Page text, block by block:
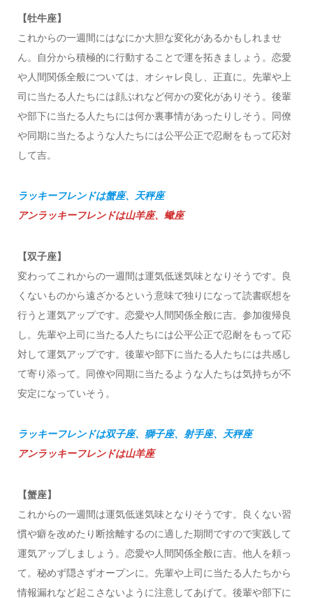
【牡牛座】
これからの一週間にはなにか大胆な変化があるかもしれませ
ん。自分から積極的に行動することで運を拓きましょう。恋愛
や人間関係全般については、オシャレ良し、正直に。先輩や上
司に当たる人たちには顔ぶれなど何かの変化がありそう。後輩
や部下に当たる人たちには何か裏事情があったりしそう。同僚
や同期に当たるような人たちには公平公正で忍耐をもって応対
して吉。
ラッキーフレンドは蟹座、天秤座
アンラッキーフレンドは山羊座、蠍座
【双子座】
変わってこれからの一週間は運気低迷気味となりそうです。良
くないものから遠ざかるという意味で独りになって読書瞑想を
行うと運気アップです。恋愛や人間関係全般に吉。参加復帰良
し。先輩や上司に当たる人たちには公平公正で忍耐をもって応
対して運気アップです。後輩や部下に当たる人たちには共感し
て寄り添って。同僚や同期に当たるような人たちは気持ちが不
安定になっていそう。
ラッキーフレンドは双子座、獅子座、射手座、天秤座
アンラッキーフレンドは山羊座
【蟹座】
これからの一週間は運気低迷気味となりそうです。良くない習
慣や癖を改めたり断捨離するのに適した期間ですので実践して
運気アップしましょう。恋愛や人間関係全般に吉。他人を頼っ
て。秘めず隠さずオープンに。先輩や上司に当たる人たちから
情報漏れなど起こさないように注意してあげて。後輩や部下に